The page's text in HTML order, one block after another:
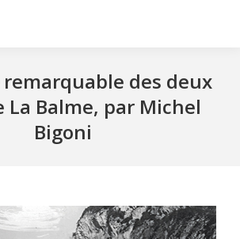
remarquable des deux
La Balme, par Michel
Bigoni